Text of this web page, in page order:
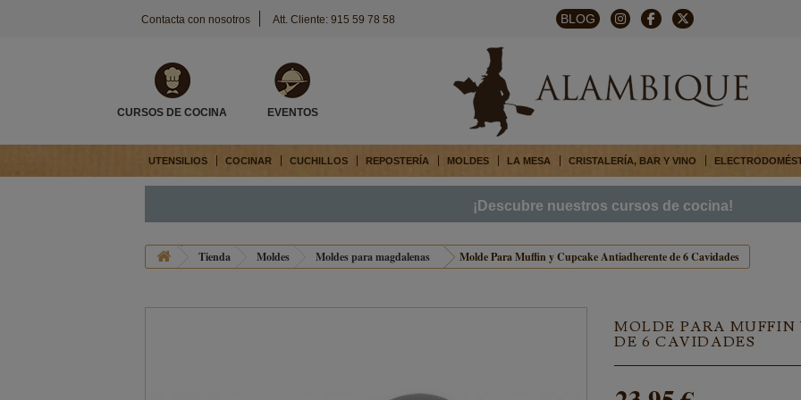
Contacta con nosotros Att. Cliente: 915 59 78 58 BLOG
CURSOS DE COCINA EVENTOS
UTENSILIOS COCINAR CUCHILLOS REPOSTERÍA MOLDES LA MESA CRISTALERÍA, BAR Y VINO
¡Descubre nuestros cursos de cocina!
Tienda Moldes Moldes para magdalenas Molde Para Muffin y Cupcake Antiadherente de 6 Cavidades
MOLDE PARA
DE 6 CAVIDADES